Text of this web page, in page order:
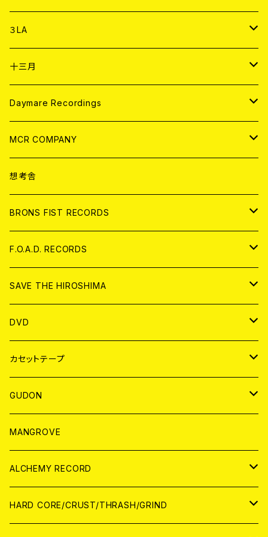
DIGITAL CONTENTS
アナログ
CD
ANALOG
アパレル
３LA
CD
ANALOG
十三月
CD
ANALOG
Daymare Recordings
CD
ANALOG
MCR COMPANY
CD
アパレル
ANALOG
想考舎
BRONS FIST RECORDS
CD
ANALOG
F.O.A.D. RECORDS
CD
ANALOG
SAVE THE HIROSHIMA
アパレル
BADGE
DVD
JAPAN
WORLD
カセットテープ
JAPAN
WORLD
GUDON
アパレル
PATCH
アナログ
MANGROVE
ALCHEMY RECORD
CD
HARD CORE/CRUST/THRASH/GRIND